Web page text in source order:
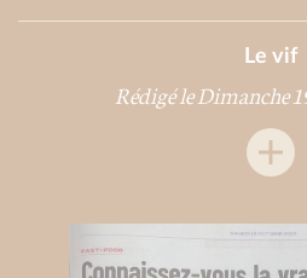
Le vif
Rédigé le Dimanche